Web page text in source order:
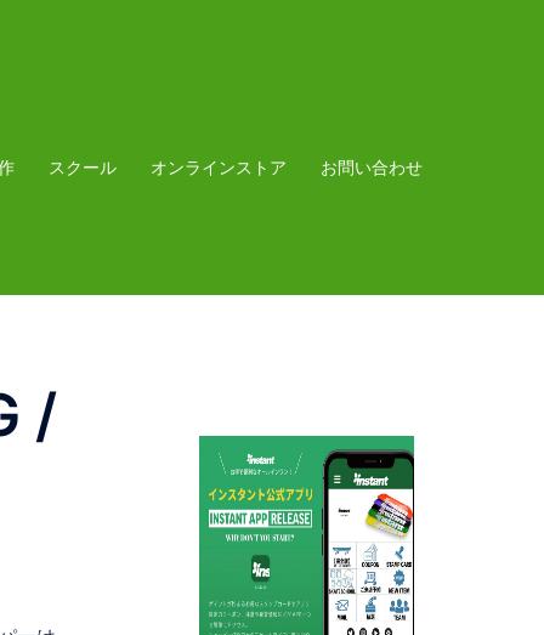
スクール オンラインストア お問い合わせ
/